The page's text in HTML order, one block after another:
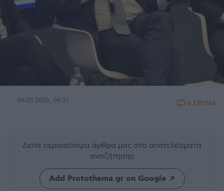
06.05.2026, 09:37 4 ΣΧΟΛΙΑ
Δείτε περισσότερα άρθρα μας στα αποτελέσματα
αναζήτησης
Add Protothema.gr on Google